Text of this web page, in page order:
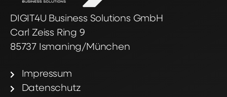
DIGIT4U Business Solutions GmbH
Carl Zeiss Ring 9
85737 Ismaning/München
Impressum
Datenschutz